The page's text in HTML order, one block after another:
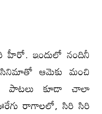
హీరో. ఇందులో నందినీ
సినిమాతో ఆమెకు మంచి
పాటలు కూడా చాలా
రాగాలలో, సిరి సిరి